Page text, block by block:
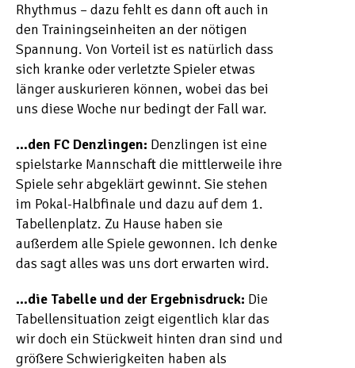
Rhythmus – dazu fehlt es dann oft auch in
den Trainingseinheiten an der nötigen
Spannung. Von Vorteil ist es natürlich dass
sich kranke oder verletzte Spieler etwas
länger auskurieren können, wobei das bei
uns diese Woche nur bedingt der Fall war.
…den FC Denzlingen: Denzlingen ist eine
spielstarke Mannschaft die mittlerweile ihre
Spiele sehr abgeklärt gewinnt. Sie stehen
im Pokal-Halbfinale und dazu auf dem 1.
Tabellenplatz. Zu Hause haben sie
außerdem alle Spiele gewonnen. Ich denke
das sagt alles was uns dort erwarten wird.
…die Tabelle und der Ergebnisdruck: Die
Tabellensituation zeigt eigentlich klar das
wir doch ein Stückweit hinten dran sind und
größere Schwierigkeiten haben als